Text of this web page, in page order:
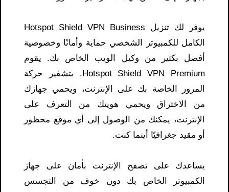
يوفر لك تنزيل Hotspot Shield VPN Business
الكامل للكمبيوتر الشخصي حماية وأمانًا وخصوصية
أفضل بكثير من وكيل الويب الخاص بك. يقوم
Hotspot Shield VPN Premium. بتشفير حركة
المرور الخاصة بك على الإنترنت، ويحمي جهازك
من الاختراق ويحمي هويتك من التعرف على
الإنترنت، يمكنك من الوصول إلى أي موقع محظور
أو مقيد جغرافيًا أينما كنت.
يساعدك على تصفح الإنترنت بأمان على جهاز
الكمبيوتر الخاص بك دون خوف من التجسس